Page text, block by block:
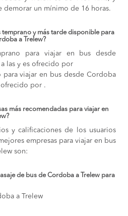
demorar un mínimo de 16 horas.
temprano y más tarde disponible para
a Trelew?
para viajar en bus desde
las y es ofrecido por
para viajar en bus desde Cordoba
ofrecido por .
más recomendadas para viajar en
y calificaciones de los usuarios
empresas para viajar en bus
son:
de bus de Cordoba a Trelew para
a Trelew